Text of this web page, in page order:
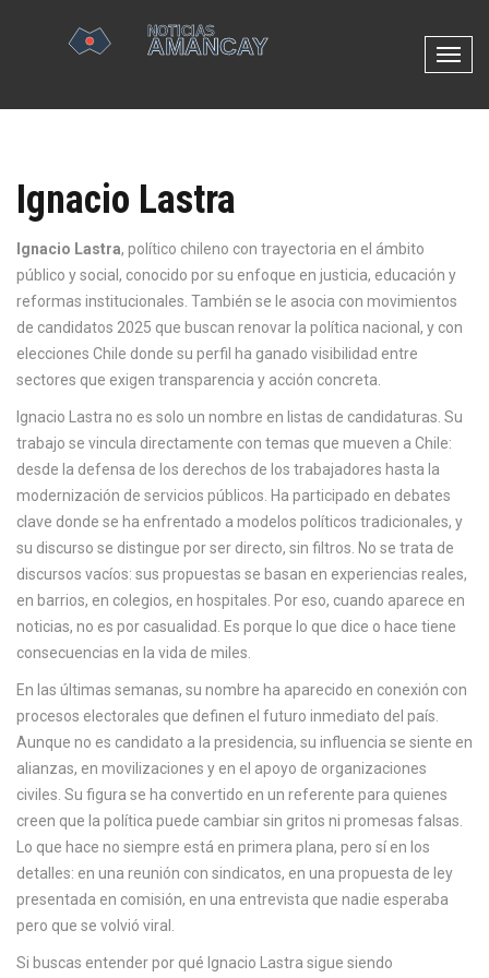
N
v
ó
n
d
l
a
c
a
Ignacio Lastra
Ignacio Lastra, político chileno con trayectoria en el ámbito
público y social, conocido por su enfoque en justicia, educación y
reformas institucionales . También se le asocia con movimientos
de candidatos 2025 que buscan renovar la política nacional, y con
elecciones Chile donde su perfil ha ganado visibilidad entre
sectores que exigen transparencia y acción concreta.
Ignacio Lastra no es solo un nombre en listas de candidaturas. Su
trabajo se vincula directamente con temas que mueven a Chile:
desde la defensa de los derechos de los trabajadores hasta la
modernización de servicios públicos. Ha participado en debates
clave donde se ha enfrentado a modelos políticos tradicionales, y
su discurso se distingue por ser directo, sin filtros. No se trata de
discursos vacíos: sus propuestas se basan en experiencias reales,
en barrios, en colegios, en hospitales. Por eso, cuando aparece en
noticias, no es por casualidad. Es porque lo que dice o hace tiene
consecuencias en la vida de miles.
En las últimas semanas, su nombre ha aparecido en conexión con
procesos electorales que definen el futuro inmediato del país.
Aunque no es candidato a la presidencia, su influencia se siente en
alianzas, en movilizaciones y en el apoyo de organizaciones
civiles. Su figura se ha convertido en un referente para quienes
creen que la política puede cambiar sin gritos ni promesas falsas.
Lo que hace no siempre está en primera plana, pero sí en los
detalles: en una reunión con sindicatos, en una propuesta de ley
presentada en comisión, en una entrevista que nadie esperaba
pero que se volvió viral.
Si buscas entender por qué Ignacio Lastra sigue siendo